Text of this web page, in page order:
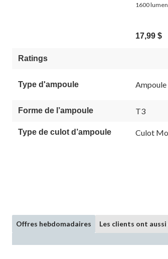
1600
17,99 $
Ratings
Type d'ampoule Ampoule
Forme de l’ampoule T3
Type de culot d’ampoule Culot
Offres hebdomadaires Les clients ont